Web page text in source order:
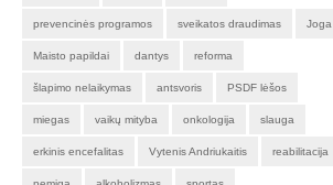
prevencinės programos sveikatos draudimas Joga
Maisto papildai dantys reforma
šlapimo nelaikymas antsvoris PSDF lėšos
miegas vaikų mityba onkologija slauga
erkinis encefalitas Vytenis Andriukaitis reabilitacija